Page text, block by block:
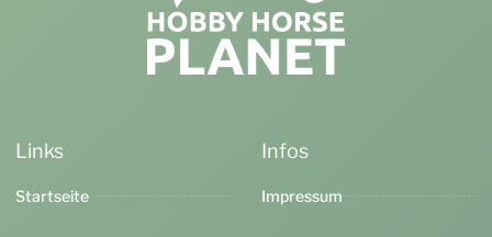
Links
Startseite
Infos
Impressum